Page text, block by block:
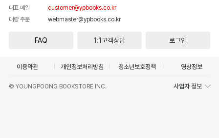
대표 메일
customer@ypbooks.co.kr
대량 주문
webmaster@ypbooks.co.kr
FAQ 1:1고객상담 로그인
이용약관 개인정보처리방침 청소년보호정책 영상정보
© YOUNGPOONG BOOKSTORE INC. 사업자 정보